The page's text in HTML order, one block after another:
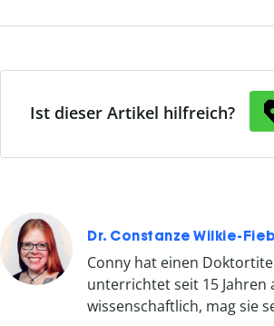
Ist dieser Artikel hilfreich?
Dr. Constanze Wilkie-
Conny hat einen
unterrichtet seit 15 Jahren
wissenschaftlich, mag sie